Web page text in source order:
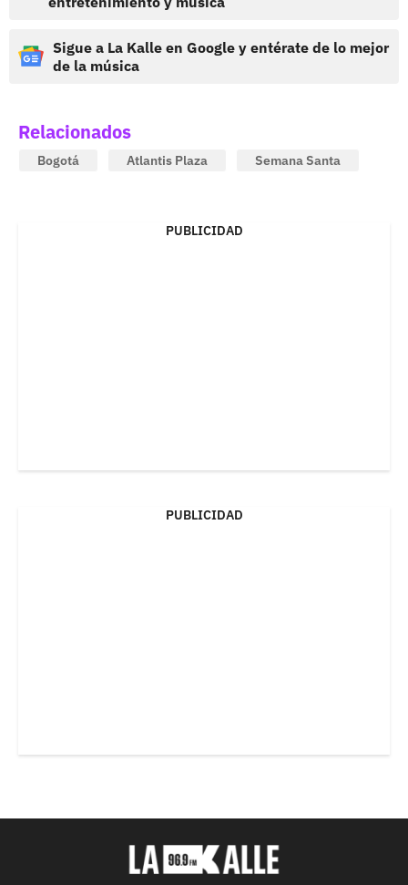
Sigue a La Kalle en Google y entérate de lo mejor
de la música
Relacionados
Bogotá Atlantis Plaza Semana Santa
PUBLICIDAD
PUBLICIDAD